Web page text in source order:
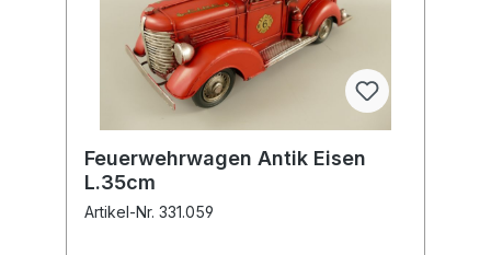
Feuerwehrwagen Antik Eisen
L.35cm
Artikel-Nr. 331.059